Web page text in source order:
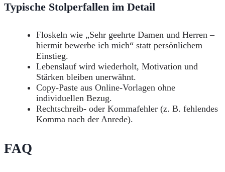
Typische Stolperfallen im Detail
Floskeln wie „Sehr geehrte Damen und Herren –
hiermit bewerbe ich mich“ statt persönlichem
Einstieg.
Lebenslauf wird wiederholt, Motivation und
Stärken bleiben unerwähnt.
Copy-Paste aus Online-Vorlagen ohne
individuellen Bezug.
Rechtschreib- oder Kommafehler (z. B. fehlendes
Komma nach der Anrede).
FAQ